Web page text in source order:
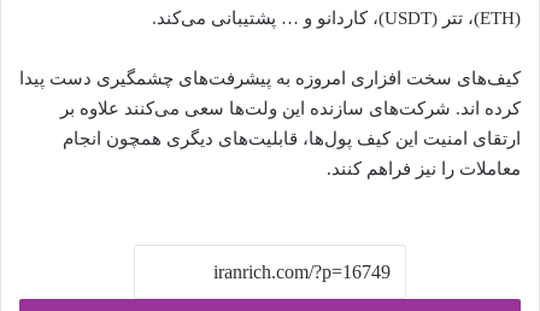
(ETH)، تتر (USDT)، کاردانو و … پشتیبانی می‌کند.
کیف‌های سخت افزاری امروزه به پیشرفت‌های چشمگیری دست پیدا
کرده اند. شرکت‌های سازنده این ولت‌ها سعی می‌کنند علاوه بر
ارتقای امنیت این کیف پول‌ها، قابلیت‌های دیگری همچون انجام
معاملات را نیز فراهم کنند.